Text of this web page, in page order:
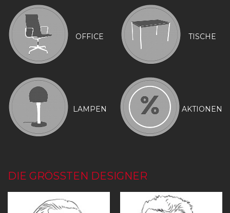
OFFICE TISCHE
LAMPEN AKTIONEN
DIE GRÖSSTEN DESIGNER